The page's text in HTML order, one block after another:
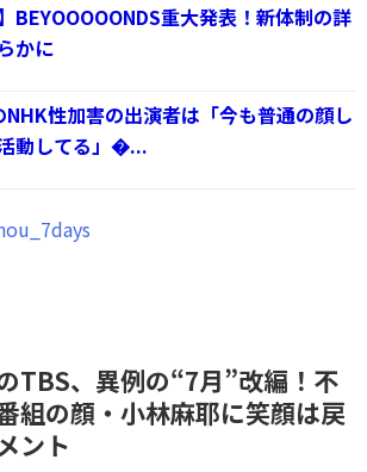
BEYOOOOONDS重大発表！新体制の詳
かに
NHK性加害の出演者は「今も普通の顔し
動してる」�...
TBS、異例の“7月”改編！不
組の顔・小林麻耶に笑顔は戻
ント